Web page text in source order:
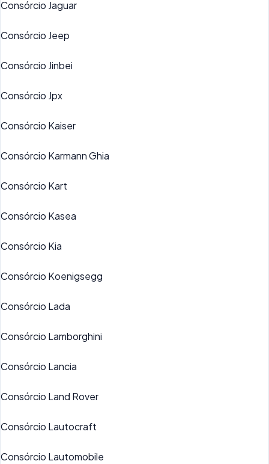
Consórcio Jaguar
Consórcio Jeep
Consórcio Jinbei
Consórcio Jpx
Consórcio Kaiser
Consórcio Karmann Ghia
Consórcio Kart
Consórcio Kasea
Consórcio Kia
Consórcio Koenigsegg
Consórcio Lada
Consórcio Lamborghini
Consórcio Lancia
Consórcio Land Rover
Consórcio Lautocraft
Consórcio Lautomobile